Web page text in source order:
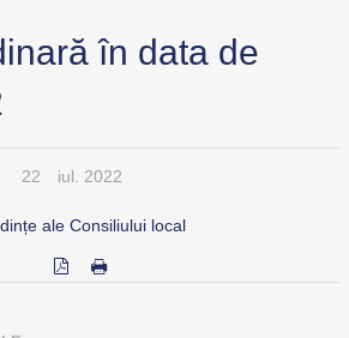
în data de
22 iul. 2022
ale Consiliului local